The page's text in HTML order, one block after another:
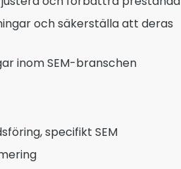
och säkerställa att deras
inom SEM-branschen
specifikt SEM